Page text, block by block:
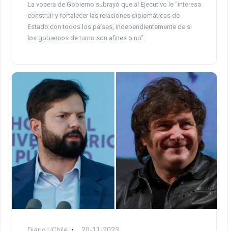
La vocera de Gobierno subrayó que al Ejecutivo le “interesa
construir y fortalecer las relaciones diplomáticas de
Estado con todos los países, independientemente de si
los gobiernos de turno son afines o no”.